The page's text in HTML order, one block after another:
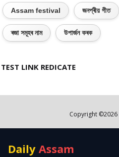
Assam festival জনপ্ৰীয় গীত
ৰজা সমূহৰ নাম উপাৰ্জন কৰক
TEST LINK REDICATE
Copyright ©2026
Daily Assam